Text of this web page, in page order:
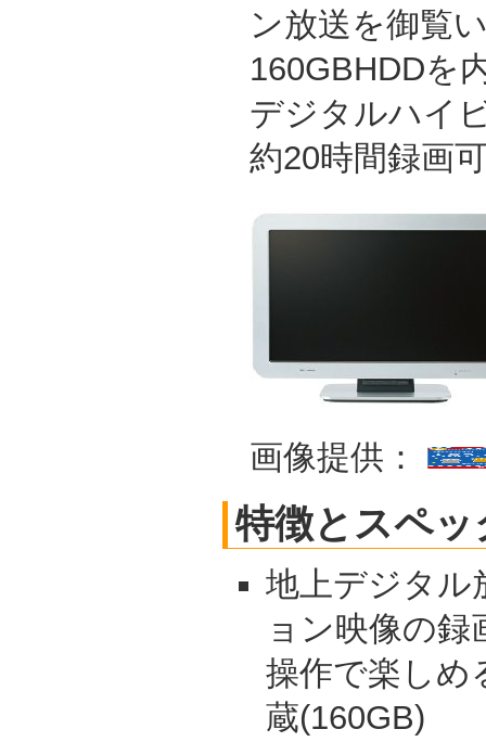
ン放送を御覧
160GBHDDを
デジタルハイ
約20時間録画
画像提供：
特徴とスペッ
地上デジタル
ョン映像の
操作で楽しめ
蔵(160GB)